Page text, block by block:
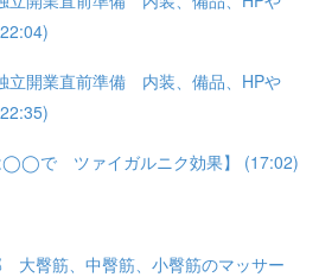
立開業直前準備 内装、備品、HPや
◯◯で ツァイガルニク効果】 (17:02)
大臀筋、中臀筋、小臀筋のマッサー